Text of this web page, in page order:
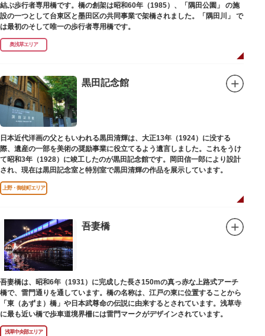
結ぶ歩行者専用橋です。橋の創架は昭和60年（1985）、「隅田公園」 の施
設の一つとして台東区と墨田区の共同事業で架橋されました。「隅田川」 で
は最初のそして唯一の歩行者専用橋です。
奥浅草エリア
黒田記念館
日本近代洋画の父ともいわれる黒田清輝は、大正13年（1924）に没する
際、遺産の一部を美術の奨励事業に役立てるよう遺言しました。これをうけ
て昭和3年（1928）に竣工したのが黒田記念館です。岡田信一郎により設計
され、現在は黒田記念室と特別室で黒田清輝の作品を展示しています。
上野・御徒町エリア
吾妻橋
吾妻橋は、昭和6年（1931）に完成した長さ150mの真っ赤な上路式アーチ
橋で、雷門通りを通しています。橋の名称は、江戸の東に位置することから
「東（あずま）橋」や日本武尊命の伝説に由来するとされています。浅草寺
に最も近い橋で歩車道境界柵には雷門マークがデザインされています。
浅草中央部エリア